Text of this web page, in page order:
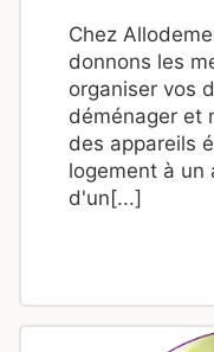
Chez
donnons les
organiser vos
déménager et
des appareils
logement à un
d'un[...]